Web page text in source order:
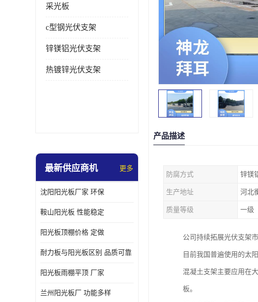
采光板
c型钢光伏支架
锌镁铝光伏支架
热镀锌光伏支架
最新供应商机 更多
沈阳阳光板厂家 环保
鞍山阳光板 性能稳定
阳光板顶棚价格 定做
耐力板与阳光板区别 品质可靠
阳光板雨棚平顶 厂家
兰州阳光板厂 功能多样
产品描述
防腐方式 锌镁
生产地址 河北
质量等级 一级
公司持续拓展光伏支架
目前我国普遍使用的太
混凝土支架主要应用在
板。